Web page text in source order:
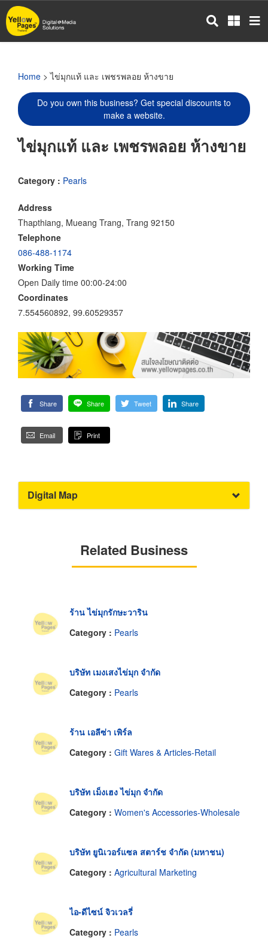
Skip
to
main
Home > ไข่มุกแท้ และ เพชรพลอย ห้างขาย
Do you own this business? Get special discounts to
make a website.
ไข่มุกแท้ และ เพชรพลอย ห้างขาย
Category : Pearls
Address
Thapthiang, Mueang Trang, Trang 92150
Telephone
086-488-1174
Working Time
Open Daily time 00:00-24:00
Coordinates
7.554560892, 99.60529357
Share Share Tweet Share
Email Print
Digital Map
Related Business
ร้าน ไข่มุกรักษะวาริน
Category : Pearls
บริษัท เมงเสงไข่มุก จำกัด
Category : Pearls
ร้าน เอลีซ่า เพิร์ล
Category : Gift Wares & Articles-Retail
บริษัท เม็งเฮง ไข่มุก จำกัด
Category : Women's Accessories-Wholesale
บริษัท ยูนิเวอร์แซล สตาร์ช จำกัด (มหาชน)
Category : Agricultural Marketing
ไอ-ดีไซน์ จิวเวลรี่
Category : Pearls